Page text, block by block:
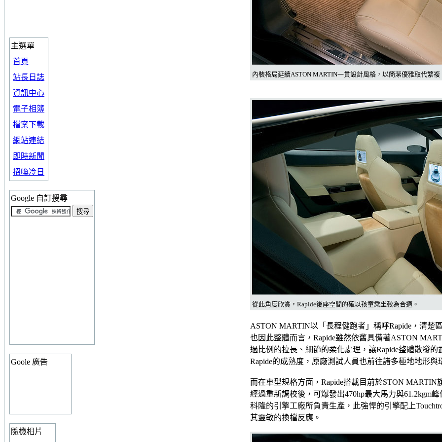
主選單
首頁
站長日誌
資訊中心
電子相簿
檔案下載
網站連結
即時新聞
招喚冷日
Google 自訂搜尋
Goole 廣告
隨機相片
內裝格局延續ASTON MARTIN一貫設計風格，以簡潔優雅取代繁複
從此角度欣賞，Rapide後座空間的確以孩童乘坐較為合適。
ASTON MARTIN以「長程健跑者」稱呼Rapide，清楚
也因此整體而言，Rapide雖然依舊具備著ASTON
過比例的拉長、細節的柔化處理，讓Rapide整體散發
Rapide的成熟度，原廠測試人員也前往諸多極地地形
而在車型規格方面，Rapide搭載目前於STON MARTIN
經過重新調校後，可爆發出470hp最大馬力與61.2kgm
科隆的引擎工廠所負責生產，此強悍的引擎配上
其靈敏的換檔反應。